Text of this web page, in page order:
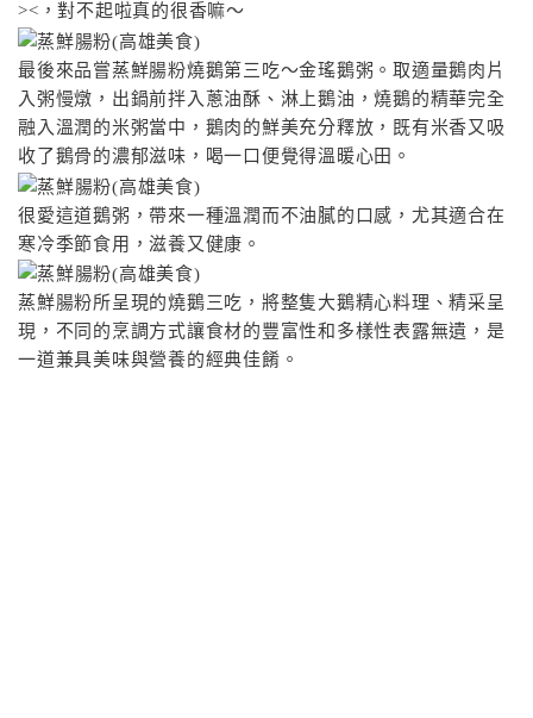
><，對不起啦真的很香嘛〜
最後來品嘗蒸鮮腸粉燒鵝第三吃〜金瑤鵝粥。取適量鵝肉片
入粥慢燉，出鍋前拌入蔥油酥、淋上鵝油，燒鵝的精華完全
融入溫潤的米粥當中，鵝肉的鮮美充分釋放，既有米香又吸
收了鵝骨的濃郁滋味，喝一口便覺得溫暖心田。
很愛這道鵝粥，帶來一種溫潤而不油膩的口感，尤其適合在
寒冷季節食用，滋養又健康。
蒸鮮腸粉所呈現的燒鵝三吃，將整隻大鵝精心料理、精采呈
現，不同的烹調方式讓食材的豐富性和多樣性表露無遺，是
一道兼具美味與營養的經典佳餚。